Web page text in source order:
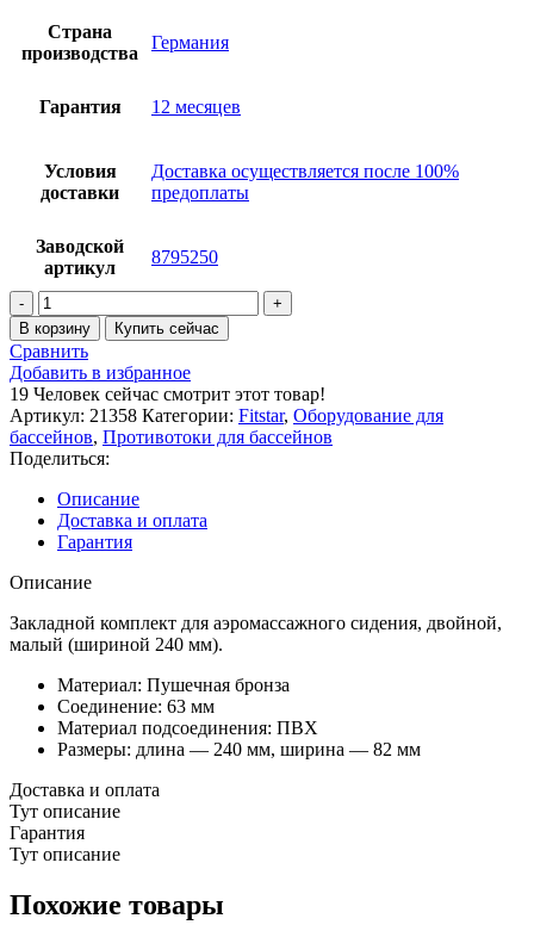
Страна
производства
Германия
Гарантия 12 месяцев
Условия
доставки
Доставка осуществляется после 100%
предоплаты
Заводской
артикул
8795250
Количество
товара
Закладной
короб
Fitstar
8795250
air-
bubble,
для
сиденья
8791020,
240
мм,
выходы
мм
В корзину Купить сейчас
Сравнить
Добавить в избранное
19 Человек сейчас смотрит этот товар!
Артикул: 21358 Категории: Fitstar, Оборудование для
бассейнов, Противотоки для бассейнов
Поделиться:
Описание
Доставка и оплата
Гарантия
Описание
Закладной комплект для аэромассажного сидения, двойной,
малый (шириной 240 мм).
Материал: Пушечная бронза
Соединение: 63 мм
Материал подсоединения: ПВХ
Размеры: длина — 240 мм, ширина — 82 мм
Доставка и оплата
Тут описание
Гарантия
Тут описание
Похожие товары